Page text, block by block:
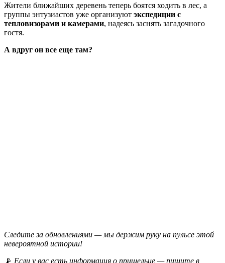
Жители ближайших деревень теперь боятся ходить в лес, а
группы энтузиастов уже организуют экспедиции с
тепловизорами и камерами, надеясь заснять загадочного
гостя.
А вдруг он все еще там?
Следите за обновлениями — мы держим руку на пульсе этой
невероятной истории!
📡 Если у вас есть информация о пришельце — пишите в